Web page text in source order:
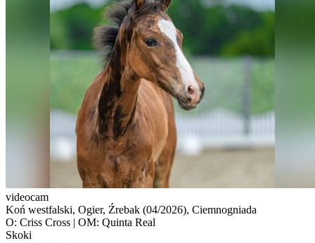
videocam
Koń westfalski, Ogier, Źrebak (04/2026), Ciemnogniada
O: Criss Cross | OM: Quinta Real
Skoki